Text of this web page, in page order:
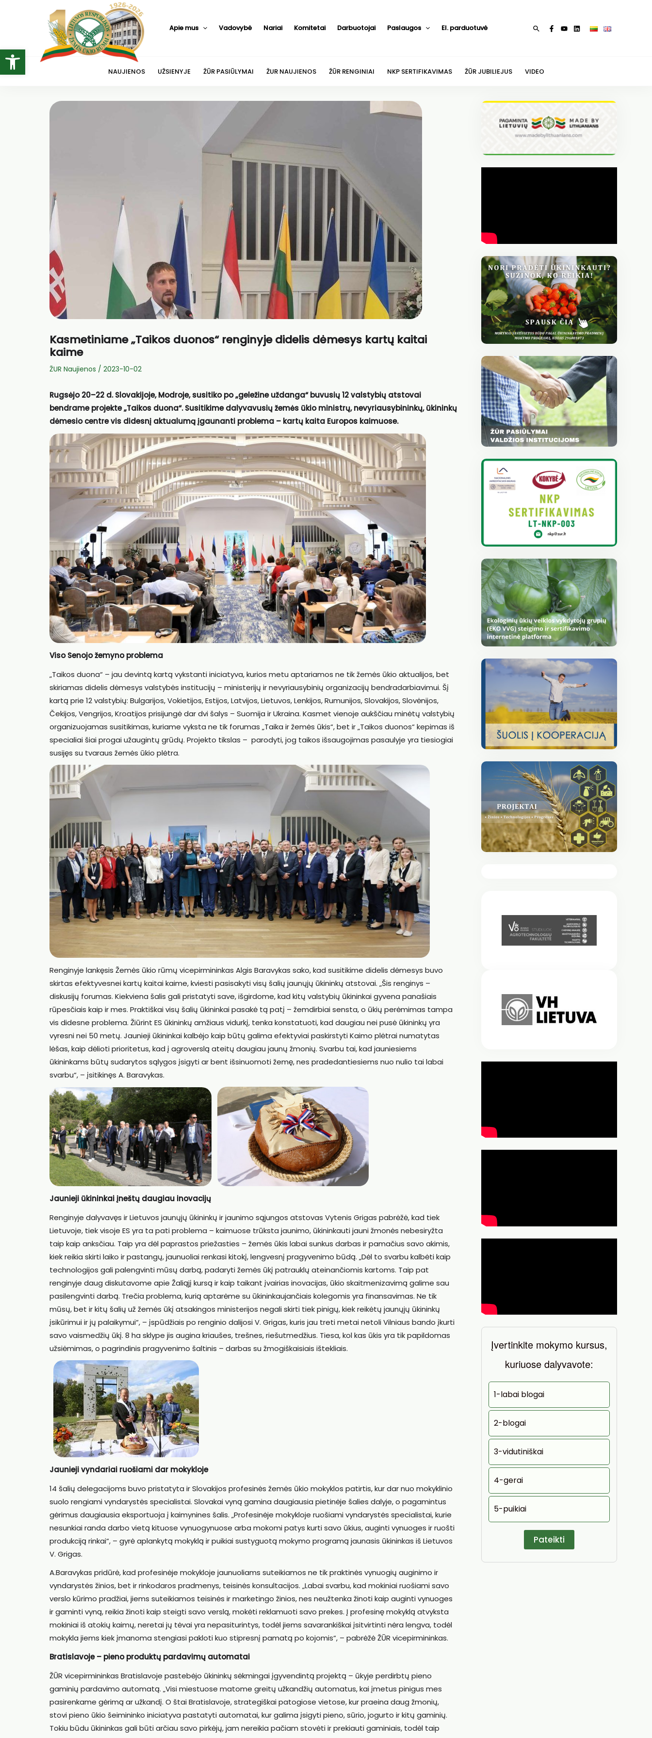
Open toolbar
Apie mus Vadovybė Nariai Komitetai Darbuotojai Paslaugos El. parduotuvė Paieška
NAUJIENOS UŽSIENYJE ŽŪR PASIŪLYMAI ŽUR NAUJIENOS ŽŪR RENGINIAI NKP SERTIFIKAVIMAS ŽŪR JUBILIEJUS VIDEO
Kasmetiniame „Taikos duonos“ renginyje didelis dėmesys kartų kaitai
kaime
ŽUR Naujienos / 2023-10-02
Rugsėjo 20–22 d. Slovakijoje, Modroje, susitiko po „geležine uždanga“ buvusių 12 valstybių atstovai
bendrame projekte „Taikos duona“. Susitikime dalyvavusių žemės ūkio ministrų, nevyriausybininkų, ūkininkų
dėmesio centre vis didesnį aktualumą įgaunanti problema – kartų kaita Europos kaimuose.
Viso Senojo žemyno problema
„Taikos duona“ – jau devintą kartą vykstanti iniciatyva, kurios metu aptariamos ne tik žemės ūkio aktualijos, bet
skiriamas didelis dėmesys valstybės institucijų – ministerijų ir nevyriausybinių organizacijų bendradarbiavimui. Šį
kartą prie 12 valstybių: Bulgarijos, Vokietijos, Estijos, Latvijos, Lietuvos, Lenkijos, Rumunijos, Slovakijos, Slovėnijos,
Čekijos, Vengrijos, Kroatijos prisijungė dar dvi šalys – Suomija ir Ukraina. Kasmet vienoje aukščiau minėtų valstybių
organizuojamas susitikimas, kuriame vyksta ne tik forumas „Taika ir žemės ūkis“, bet ir „Taikos duonos“ kepimas iš
specialiai šiai progai užaugintų grūdų. Projekto tikslas – parodyti, jog taikos išsaugojimas pasaulyje yra tiesiogiai
susijęs su tvaraus žemės ūkio plėtra.
Renginyje lankęsis Žemės ūkio rūmų vicepirmininkas Algis Baravykas sako, kad susitikime didelis dėmesys buvo
skirtas efektyvesnei kartų kaitai kaime, kviesti pasisakyti visų šalių jaunųjų ūkininkų atstovai. „Šis renginys –
diskusijų forumas. Kiekviena šalis gali pristatyti save, išgirdome, kad kitų valstybių ūkininkai gyvena panašiais
rūpesčiais kaip ir mes. Praktiškai visų šalių ūkininkai pasakė tą patį – žemdirbiai sensta, o ūkių perėmimas tampa
vis didesne problema. Žiūrint ES ūkininkų amžiaus vidurkį, tenka konstatuoti, kad daugiau nei pusė ūkininkų yra
vyresni nei 50 metų. Jaunieji ūkininkai kalbėjo kaip būtų galima efektyviai paskirstyti Kaimo plėtrai numatytas
lėšas, kaip dėlioti prioritetus, kad į agroverslą ateitų daugiau jaunų žmonių. Svarbu tai, kad jauniesiems
ūkininkams būtų sudarytos sąlygos įsigyti ar bent išsinuomoti žemę, nes pradedantiesiems nuo nulio tai labai
svarbu“, – įsitikinęs A. Baravykas.
Jaunieji ūkininkai įneštų daugiau inovacijų
Renginyje dalyvavęs ir Lietuvos jaunųjų ūkininkų ir jaunimo sąjungos atstovas Vytenis Grigas pabrėžė, kad tiek
Lietuvoje, tiek visoje ES yra ta pati problema – kaimuose trūksta jaunimo, ūkininkauti jauni žmonės nebesiryžta
taip kaip anksčiau. Taip yra dėl paprastos priežasties – žemės ūkis labai sunkus darbas ir pamačius savo akimis,
kiek reikia skirti laiko ir pastangų, jaunuoliai renkasi kitokį, lengvesnį pragyvenimo būdą. „Dėl to svarbu kalbėti kaip
technologijos gali palengvinti mūsų darbą, padaryti žemės ūkį patrauklų ateinančiomis kartoms. Taip pat
renginyje daug diskutavome apie Žaliąjį kursą ir kaip taikant įvairias inovacijas, ūkio skaitmenizavimą galime sau
pasilengvinti darbą. Trečia problema, kurią aptarėme su ūkininkaujančiais kolegomis yra finansavimas. Ne tik
mūsų, bet ir kitų šalių už žemės ūkį atsakingos ministerijos negali skirti tiek pinigų, kiek reikėtų jaunųjų ūkininkų
įsikūrimui ir jų palaikymui“, – įspūdžiais po renginio dalijosi V. Grigas, kuris jau treti metai netoli Vilniaus bando įkurti
savo vaismedžių ūkį. 8 ha sklype jis augina kriaušes, trešnes, riešutmedžius. Tiesa, kol kas ūkis yra tik papildomas
užsiėmimas, o pagrindinis pragyvenimo šaltinis – darbas su žmogiškaisiais ištekliais.
Jaunieji vyndariai ruošiami dar mokykloje
14 šalių delegacijoms buvo pristatyta ir Slovakijos profesinės žemės ūkio mokyklos patirtis, kur dar nuo mokyklinio
suolo rengiami vyndarystės specialistai. Slovakai vyną gamina daugiausia pietinėje šalies dalyje, o pagamintus
gėrimus daugiausia eksportuoja į kaimynines šalis. „Profesinėje mokykloje ruošiami vyndarystės specialistai, kurie
nesunkiai randa darbo vietą kituose vynuogynuose arba mokomi patys kurti savo ūkius, auginti vynuoges ir ruošti
produkciją rinkai“, – gyrė aplankytą mokyklą ir puikiai sustyguotą mokymo programą jaunasis ūkininkas iš Lietuvos
V. Grigas.
A.Baravykas pridūrė, kad profesinėje mokykloje jaunuoliams suteikiamos ne tik praktinės vynuogių auginimo ir
vyndarystės žinios, bet ir rinkodaros pradmenys, teisinės konsultacijos. „Labai svarbu, kad mokiniai ruošiami savo
verslo kūrimo pradžiai, jiems suteikiamos teisinės ir marketingo žinios, nes neužtenka žinoti kaip auginti vynuoges
ir gaminti vyną, reikia žinoti kaip steigti savo verslą, mokėti reklamuoti savo prekes. Į profesinę mokyklą atvyksta
mokiniai iš atokių kaimų, neretai jų tėvai yra nepasiturintys, todėl jiems savarankiškai įsitvirtinti nėra lengva, todėl
mokykla jiems kiek įmanoma stengiasi pakloti kuo stipresnį pamatą po kojomis“, – pabrėžė ŽŪR vicepirmininkas.
Bratislavoje – pieno produktų pardavimų automatai
ŽŪR vicepirmininkas Bratislavoje pastebėjo ūkininkų sėkmingai įgyvendintą projektą – ūkyje perdirbtų pieno
gaminių pardavimo automatą. „Visi miestuose matome greitų užkandžių automatus, kai įmetus pinigus mes
pasirenkame gėrimą ar užkandį. O štai Bratislavoje, strategiškai patogiose vietose, kur praeina daug žmonių,
stovi pieno ūkio šeimininko iniciatyva pastatyti automatai, kur galima įsigyti pieno, sūrio, jogurto ir kitų gaminių.
Tokiu būdu ūkininkas gali būti arčiau savo pirkėjų, jam nereikia pačiam stovėti ir prekiauti gaminiais, todėl taip
Įvertinkite mokymo kursus,
kuriuose dalyvavote:
1-labai blogai
2-blogai
3-vidutiniškai
4-gerai
5-puikiai